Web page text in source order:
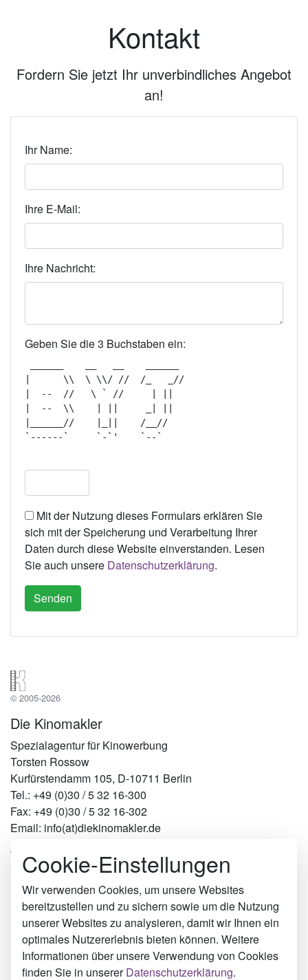
Kontakt
Fordern Sie jetzt Ihr unverbindliches Angebot
an!
Ihr Name:
Ihre E-Mail:
Ihre Nachricht:
Geben Sie die 3 Buchstaben ein:
|      \\  \ \\/ //  /_   _//
|  --  //   \ ` //     | ||
|  --  \\    | ||     _| ||
|______//    |_||    /__//
`------`     `-`'    `--`
Mit der Nutzung dieses Formulars erklären Sie
sich mit der Speicherung und Verarbeitung Ihrer
Daten durch diese Website einverstanden. Lesen
Sie auch unsere Datenschutzerklärung.
© 2005-2026
Die Kinomakler
Spezialagentur für Kinowerbung
Torsten Rossow
Kurfürstendamm 105, D-10711 Berlin
Tel.: +49 (0)30 / 5 32 16-300
Fax: +49 (0)30 / 5 32 16-302
Email: info(at)diekinomakler.de
Werben in Städten
Berlin
Hamburg
München
Köln
Lennestadt
Freyung
Markneukirchen
Cookie-Einstellungen
Wir verwenden Cookies, um unsere Websites
bereitzustellen und zu sichern sowie um die Nutzung
unserer Websites zu analysieren, damit wir Ihnen ein
optimales Nutzererlebnis bieten können. Weitere
Informationen über unsere Verwendung von Cookies
finden Sie in unsererDatenschutzerklärung.